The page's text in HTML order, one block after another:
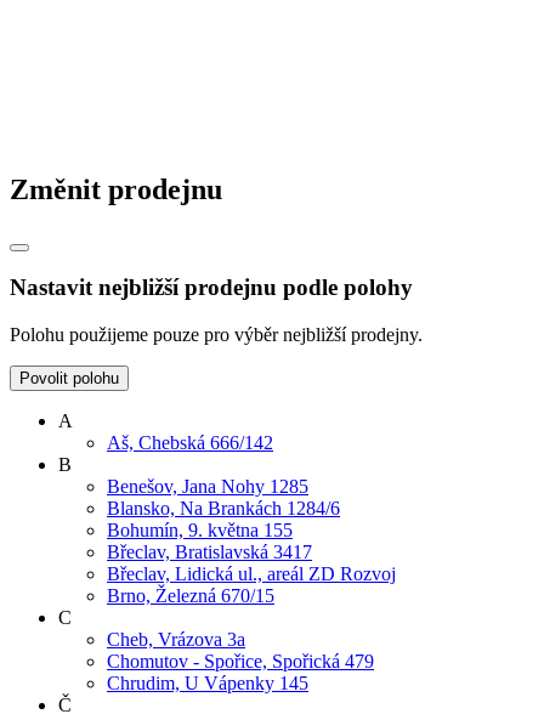
Změnit prodejnu
Nastavit nejbližší prodejnu podle polohy
Polohu použijeme pouze pro výběr nejbližší prodejny.
Povolit polohu
A
Aš, Chebská 666/142
B
Benešov, Jana Nohy 1285
Blansko, Na Brankách 1284/6
Bohumín, 9. května 155
Břeclav, Bratislavská 3417
Břeclav, Lidická ul., areál ZD Rozvoj
Brno, Železná 670/15
C
Cheb, Vrázova 3a
Chomutov - Spořice, Spořická 479
Chrudim, U Vápenky 145
Č